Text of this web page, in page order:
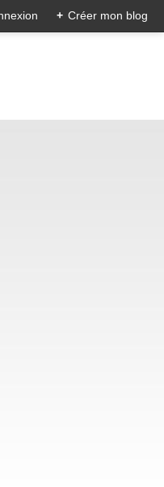
+ Créer mon blog